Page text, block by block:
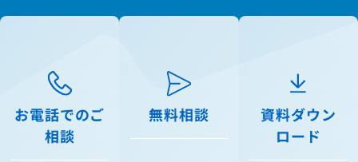
お電話でのご
相談
無料相談
資料ダウン
ロード